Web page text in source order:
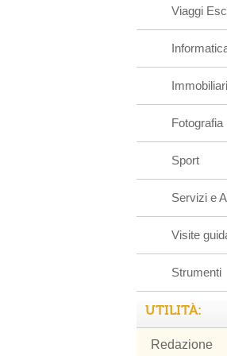
Viaggi
Immobiliari
Fotografia
Sport
Servizi e
Visite
Strumenti
UTILITÀ:
Redazione